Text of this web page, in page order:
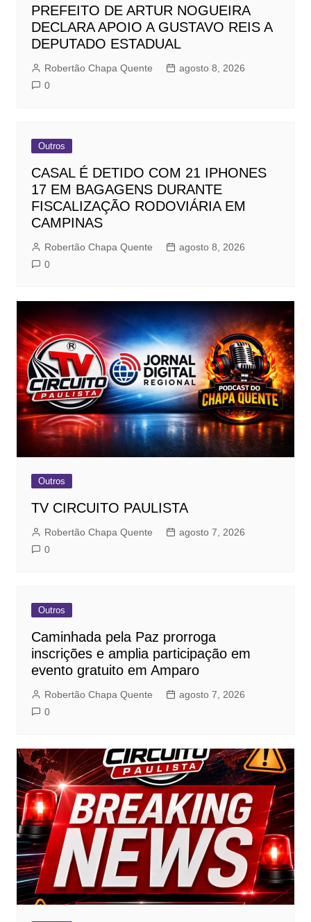
PREFEITO DE ARTUR NOGUEIRA
DECLARA APOIO A GUSTAVO REIS A
DEPUTADO ESTADUAL
Robertão Chapa Quente
agosto 8, 2026
0
Outros
CASAL É DETIDO COM 21 IPHONES
17 EM BAGAGENS DURANTE
FISCALIZAÇÃO RODOVIÁRIA EM
CAMPINAS
Robertão Chapa Quente
agosto 8, 2026
0
Outros
TV CIRCUITO PAULISTA
Robertão Chapa Quente
agosto 7, 2026
0
Outros
Caminhada pela Paz prorroga
inscrições e amplia participação em
evento gratuito em Amparo
Robertão Chapa Quente
agosto 7, 2026
0